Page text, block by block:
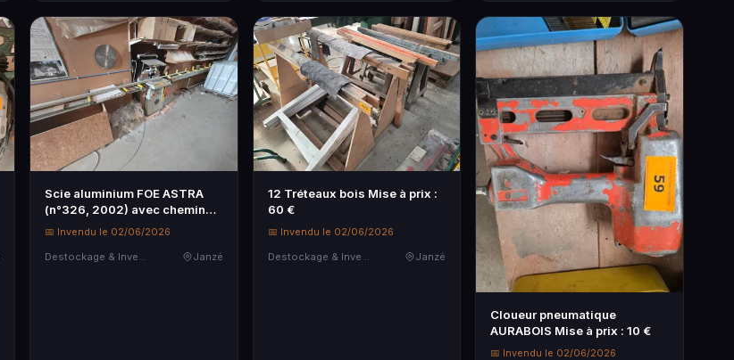
Scie aluminium FOE ASTRA
(n°326, 2002) avec chemins
de roule…
📅 Invendu le 02/06/2026
Destockage & Invendus
Janzé
12 Tréteaux bois Mise à prix :
60 €
📅 Invendu le 02/06/2026
Destockage & Invendus
Janzé
Cloueur pneumatique
AURABOIS Mise à prix : 10 €
📅 Invendu le 02/06/2026